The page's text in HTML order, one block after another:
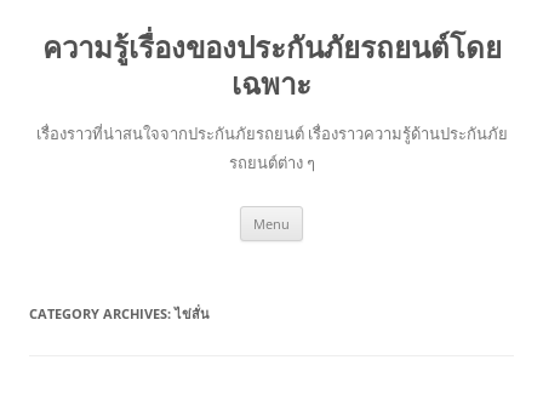
ความรู้เรื่องของประกันภัยรถยนต์โดย
เฉพาะ
เรื่องราวที่น่าสนใจจากประกันภัยรถยนต์ เรื่องราวความรู้ด้านประกันภัย
รถยนต์ต่าง ๆ
Menu
CATEGORY ARCHIVES:ไข่สั่น